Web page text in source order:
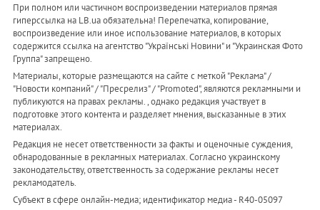
При полном или частичном воспроизведении материалов прямая
гиперссылка на LB.ua обязательна! Перепечатка, копирование,
воспроизведение или иное использование материалов, в которых
содержится ссылка на агентство "Українськi Новини" и "Украинская Фото
Группа" запрещено.
Материалы, которые размещаются на сайте с меткой "Реклама" /
"Новости компаний" / "Пресрелиз" / "Promoted", являются рекламными и
публикуются на правах рекламы. , однако редакция участвует в
подготовке этого контента и разделяет мнения, высказанные в этих
материалах.
Редакция не несет ответственности за факты и оценочные суждения,
обнародованные в рекламных материалах. Согласно украинскому
законодательству, ответственность за содержание рекламы несет
рекламодатель.
Субъект в сфере онлайн-медиа; идентификатор медиа - R40-05097